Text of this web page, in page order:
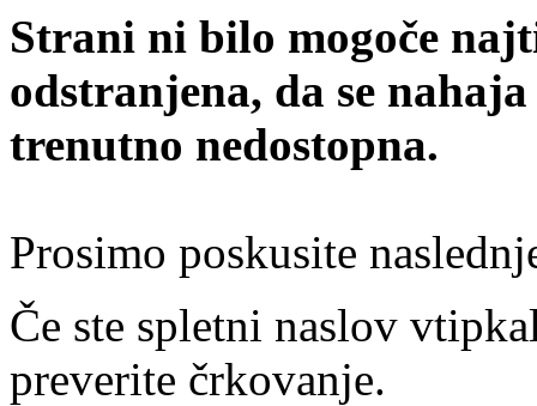
Strani ni bilo mogoče
odstranjena, da se
trenutno nedostopna.
Prosimo poskusite
Če ste spletni naslov
preverite črkovanje.